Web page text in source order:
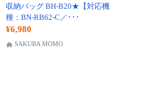
収納バッグ BH-B20★【対応機
種：BN-RB62-C／･･･
¥6,980
SAKURA MOMO